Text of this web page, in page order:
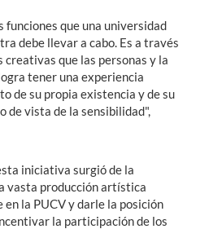
funciones que una universidad
debe llevar a cabo. Es a través
creativas que las personas y la
tener una experiencia
de su propia existencia y de su
de vista de la sensibilidad",
iniciativa surgió de la
vasta producción artística
la PUCV y darle la posición
la participación de los